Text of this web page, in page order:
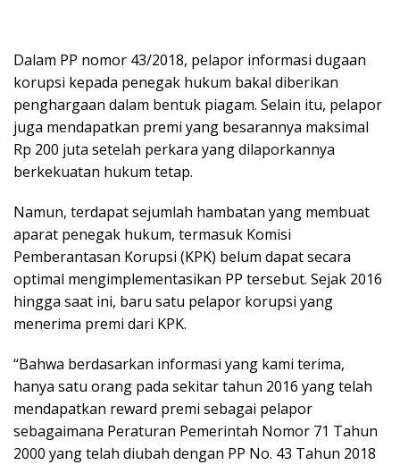
Dalam PP nomor 43/2018, pelapor informasi dugaan
korupsi kepada penegak hukum bakal diberikan
penghargaan dalam bentuk piagam. Selain itu, pelapor
juga mendapatkan premi yang besarannya maksimal
Rp 200 juta setelah perkara yang dilaporkannya
berkekuatan hukum tetap.
Namun, terdapat sejumlah hambatan yang membuat
aparat penegak hukum, termasuk Komisi
Pemberantasan Korupsi (KPK) belum dapat secara
optimal mengimplementasikan PP tersebut. Sejak 2016
hingga saat ini, baru satu pelapor korupsi yang
menerima premi dari KPK.
“Bahwa berdasarkan informasi yang kami terima,
hanya satu orang pada sekitar tahun 2016 yang telah
mendapatkan reward premi sebagai pelapor
sebagaimana Peraturan Pemerintah Nomor 71 Tahun
2000 yang telah diubah dengan PP No. 43 Tahun 2018